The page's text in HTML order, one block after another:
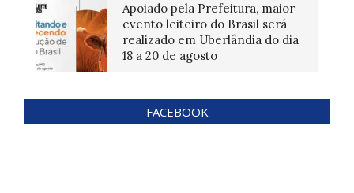
Apoiado pela Prefeitura, maior
evento leiteiro do Brasil será
realizado em Uberlândia do dia
18 a 20 de agosto
FACEBOOK